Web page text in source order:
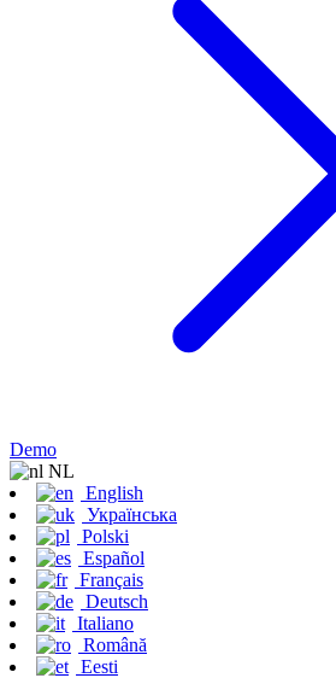
Demo
NL
English
Українська
Polski
Español
Français
Deutsch
Italiano
Română
Eesti